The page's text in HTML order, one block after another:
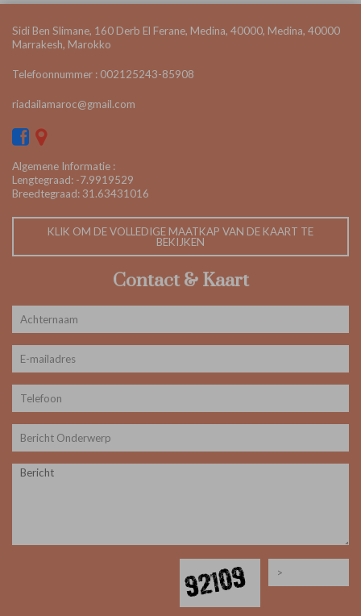
Sidi Ben Slimane, 160 Derb El Ferane, Medina, 40000, Medina, 40000
Marrakesh, Marokko
Telefoonnummer : 002125243-85908
riadailamaroc@gmail.com
Algemene Informatie :
Lengtegraad: -7.9919529
Breedtegraad: 31.63431016
KLIK OM DE VOLLEDIGE MAATKAP VAN DE KAART TE
BEKIJKEN
Contact & Kaart